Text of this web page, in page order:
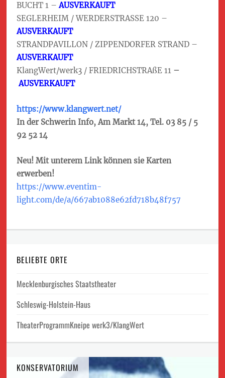
BUCHT 1 –AUSVERKAUFT
SEGLERHEIM / WERDERSTRASSE 120 –
AUSVERKAUFT
STRANDPAVILLON / ZIPPENDORFER STRAND –
AUSVERKAUFT
KlangWert/werk3 / FRIEDRICHSTRAßE 11 –
AUSVERKAUFT
https://www.klangwert.net/
In der Schwerin Info, Am Markt 14, Tel. 03 85 / 5
92 52 14
Neu! Mit unterem Link können sie Karten
erwerben!
https://www.eventim-
light.com/de/a/667ab1088e62fd718b48f757
BELIEBTE ORTE
Mecklenburgisches Staatstheater
Schleswig-Holstein-Haus
TheaterProgrammKneipe werk3/KlangWert
KONSERVATORIUM